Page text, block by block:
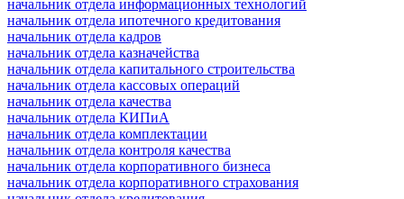
начальник отдела информационных технологий
начальник отдела ипотечного кредитования
начальник отдела кадров
начальник отдела казначейства
начальник отдела капитального строительства
начальник отдела кассовых операций
начальник отдела качества
начальник отдела КИПиА
начальник отдела комплектации
начальник отдела контроля качества
начальник отдела корпоративного бизнеса
начальник отдела корпоративного страхования